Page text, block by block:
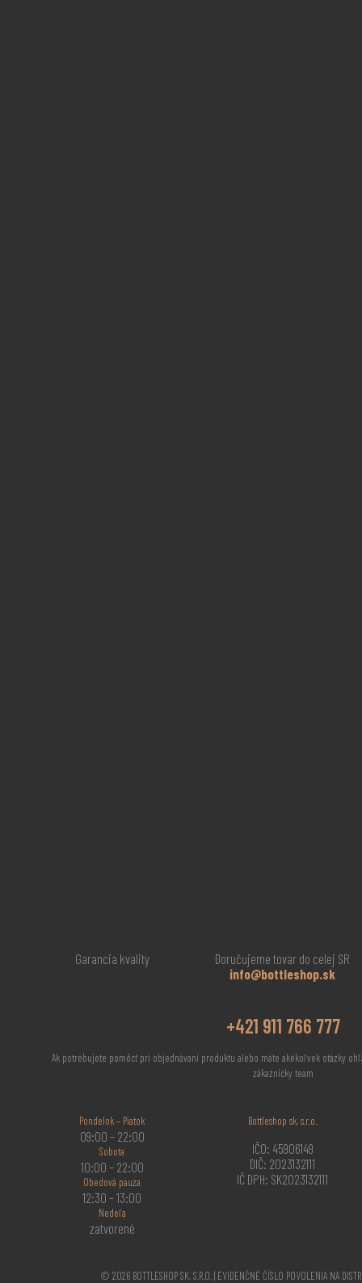
Garancia kvality
Doručujeme tovar do celej SR
info@bottleshop.sk
+421 911 766 777
Ak potrebujete pomôcť pri objednávaní produktu alebo máte akékoľvek otázky
zákaznícky team
Pondelok – Piatok
09:00 – 22:00
Sobota
10:00 – 22:00
Obedová pauza
12:30 – 13:00
Nedeľa
zatvorené
Bottleshop sk, s.r.o.
IČO: 45906149
DIČ: 2023132111
IČ DPH: SK2023132111
© 2026 BOTTLESHOP SK, S.R.O. | EVIDENČNÉ ČÍSLO POVOLENIA NA